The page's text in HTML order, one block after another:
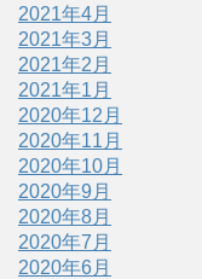
2021年4月
2021年3月
2021年2月
2021年1月
2020年12月
2020年11月
2020年10月
2020年9月
2020年8月
2020年7月
2020年6月